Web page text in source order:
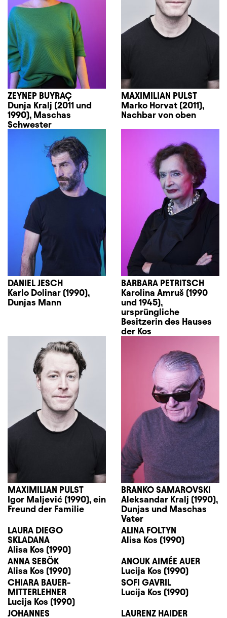
ZEYNEP BUYRAÇ
Dunja Kralj (2011 und
1990), Maschas
Schwester
MAXIMILIAN PULST
Marko Horvat (2011),
Nachbar von oben
DANIEL JESCH
Karlo Dolinar (1990),
Dunjas Mann
BARBARA PETRITSCH
Karolina Amruš (1990
und 1945),
ursprüngliche
Besitzerin des Hauses
der Kos
MAXIMILIAN PULST
Igor Maljević (1990), ein
Freund der Familie
BRANKO SAMAROVSKI
Aleksandar Kralj (1990),
Dunjas und Maschas
Vater
LAURA DIEGO
SKLADANA
Alisa Kos (1990)
ALINA FOLTYN
Alisa Kos (1990)
ANNA SEBÖK
Alisa Kos (1990)
ANOUK AIMÉE AUER
Lucija Kos (1990)
CHIARA BAUER-
MITTERLEHNER
Lucija Kos (1990)
SOFI GAVRIL
Lucija Kos (1990)
JOHANNES LAURENZ HAIDER